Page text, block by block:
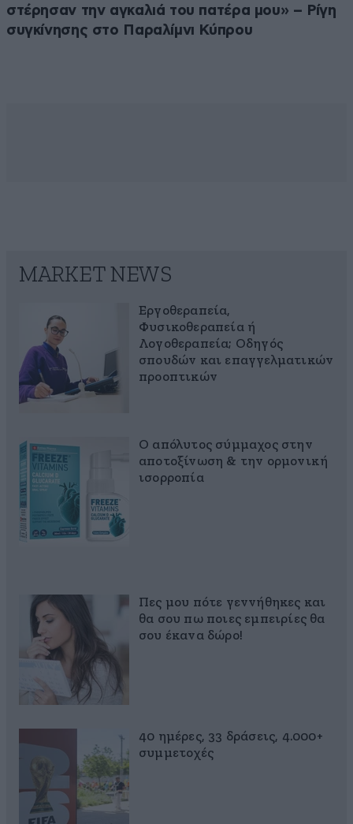
στέρησαν την αγκαλιά του πατέρα μου» – Ρίγη
συγκίνησης στο Παραλίμνι Κύπρου
MARKET NEWS
Εργοθεραπεία,
Φυσικοθεραπεία ή
Λογοθεραπεία; Οδηγός
σπουδών και επαγγελματικών
προοπτικών
Ο απόλυτος σύμμαχος στην
αποτοξίνωση & την ορμονική
ισορροπία
Πες μου πότε γεννήθηκες και
θα σου πω ποιες εμπειρίες θα
σου έκανα δώρο!
40 ημέρες, 33 δράσεις, 4.000+
συμμετοχές